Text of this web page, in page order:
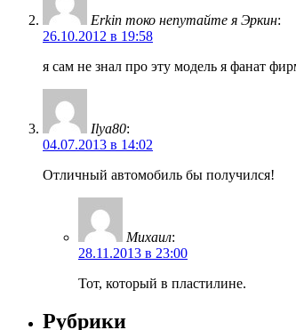
Erkin токо непутайте я Эркин:
26.10.2012 в 19:58
я сам не знал про эту модель я фанат
Ilya80:
04.07.2013 в 14:02
Отличный автомобиль бы получился!
Михаил:
28.11.2013 в 23:00
Тот, который в пластилине.
Рубрики